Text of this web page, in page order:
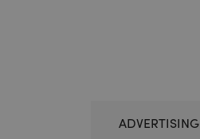
ADVERTISING